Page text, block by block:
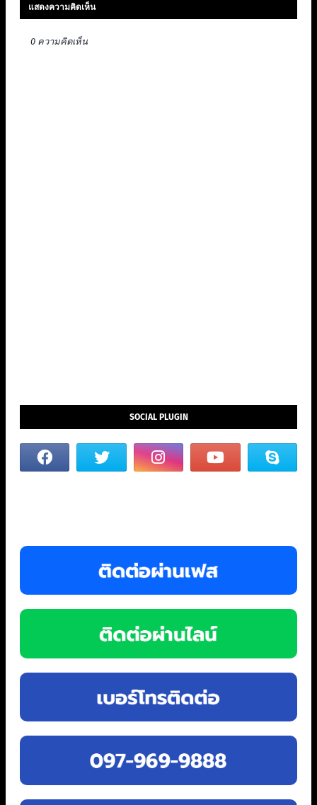
แสดงความคิดเห็น
0 ความคิดเห็น
SOCIAL PLUGIN